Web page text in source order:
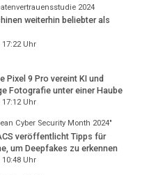
2024
weiterhin beliebter als
17:22Uhr
Pixel 9 Pro vereint KI und
Fotografie unter einer Haube
17:12Uhr
Cyber Security Month 2024"
veröffentlicht Tipps für
um Deepfakes zu erkennen
10:48Uhr